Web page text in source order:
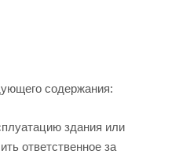
содержания:
здания или
ответственное за